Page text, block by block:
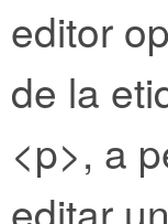
editor
de la
<p>, a